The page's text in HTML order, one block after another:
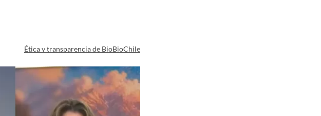
Ética y transparencia de BioBioChile